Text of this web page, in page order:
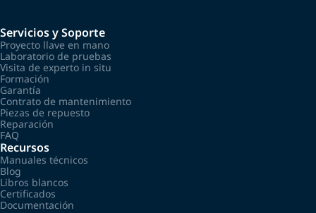
Servicios y Soporte
Proyecto llave en mano
Laboratorio de pruebas
Visita de experto in situ
Formación
Garantía
Contrato de mantenimiento
Piezas de repuesto
Reparación
FAQ
Recursos
Manuales técnicos
Blog
Libros blancos
Certificados
Documentación